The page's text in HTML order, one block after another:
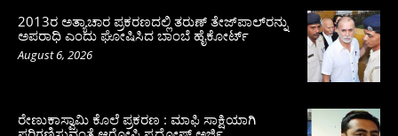
2013ರ ಅತ್ಯಾಚಾರ ಪ್ರಕರಣದಲ್ಲಿ ತರುಣ್ ತೇಜ್‌ಪಾಲ್‌ರನ್ನು
ಅಪರಾಧಿ ಎಂದು ಘೋಷಿಸಿದ ಬಾಂಬೆ ಹೈಕೋರ್ಟ್
August 6, 2026
ರೇಣುಕಾಸ್ವಾಮಿ ಕೊಲೆ ಪ್ರಕರಣ : ಮಾಫಿ ಸಾಕ್ಷಿಯಾಗಿ